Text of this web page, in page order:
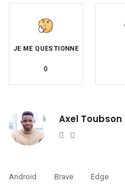
JE ME QUESTIONNE
0
Axel Toubson
Website
Android Brave Edge